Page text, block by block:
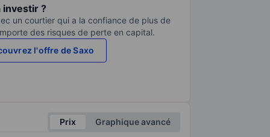
investir ?
un courtier qui a la confiance de plus de
des risques de perte en capital.
l'offre de Saxo
Prix Graphique avancé